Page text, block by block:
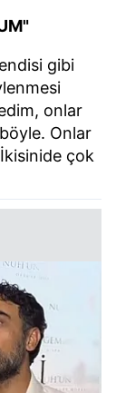
gibi
onlar
Onlar
çok